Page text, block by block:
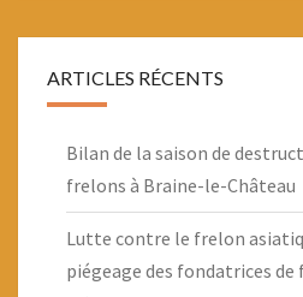
ARTICLES RÉCENTS
Bilan de la saison de
frelons à Braine-le-Château
Lutte contre le frelon
piégeage des fondatrices